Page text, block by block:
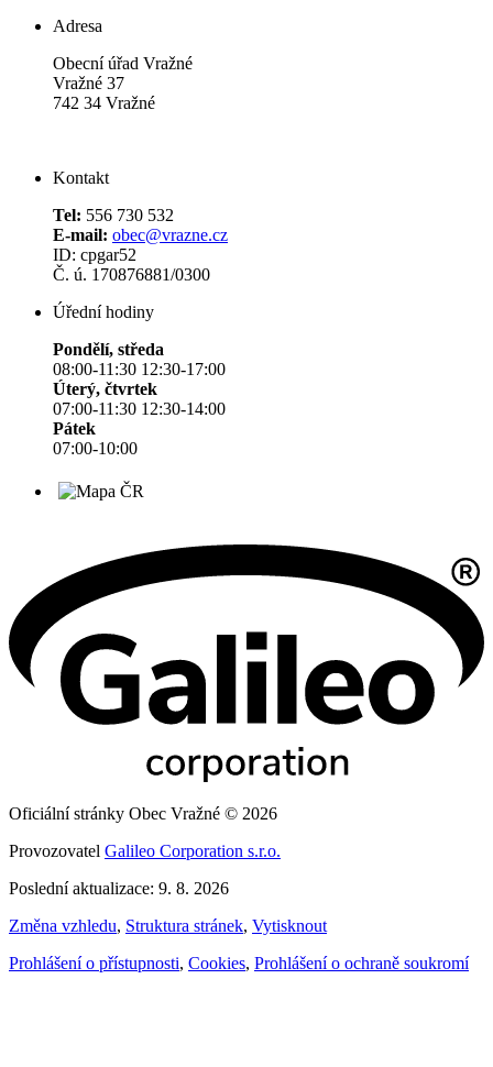
Adresa
Obecní úřad Vražné
Vražné 37
742 34 Vražné
Kontakt
Tel: 556 730 532
E-mail: obec@vrazne.cz
ID: cpgar52
Č. ú. 170876881/0300
Úřední hodiny
Pondělí, středa
08:00-11:30 12:30-17:00
Úterý, čtvrtek
07:00-11:30 12:30-14:00
Pátek
07:00-10:00
Oficiální stránky Obec Vražné © 2026
Provozovatel Galileo Corporation s.r.o.
Poslední aktualizace: 9. 8. 2026
Změna vzhledu, Struktura stránek, Vytisknout
Prohlášení o přístupnosti, Cookies, Prohlášení o ochraně soukromí